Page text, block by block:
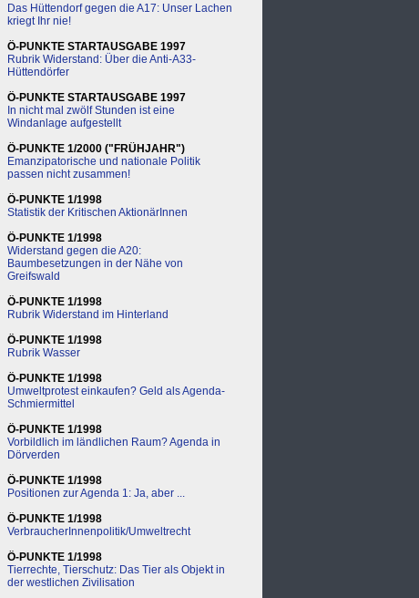
Das Hüttendorf gegen die A17: Unser Lachen
kriegt Ihr nie!
Ö-PUNKTE STARTAUSGABE 1997
Rubrik Widerstand: Über die Anti-A33-
Hüttendörfer
Ö-PUNKTE STARTAUSGABE 1997
In nicht mal zwölf Stunden ist eine
Windanlage aufgestellt
Ö-PUNKTE 1/2000 ("FRÜHJAHR")
Emanzipatorische und nationale Politik
passen nicht zusammen!
Ö-PUNKTE 1/1998
Statistik der Kritischen AktionärInnen
Ö-PUNKTE 1/1998
Widerstand gegen die A20:
Baumbesetzungen in der Nähe von
Greifswald
Ö-PUNKTE 1/1998
Rubrik Widerstand im Hinterland
Ö-PUNKTE 1/1998
Rubrik Wasser
Ö-PUNKTE 1/1998
Umweltprotest einkaufen? Geld als Agenda-
Schmiermittel
Ö-PUNKTE 1/1998
Vorbildlich im ländlichen Raum? Agenda in
Dörverden
Ö-PUNKTE 1/1998
Positionen zur Agenda 1: Ja, aber ...
Ö-PUNKTE 1/1998
VerbraucherInnenpolitik/Umweltrecht
Ö-PUNKTE 1/1998
Tierrechte, Tierschutz: Das Tier als Objekt in
der westlichen Zivilisation